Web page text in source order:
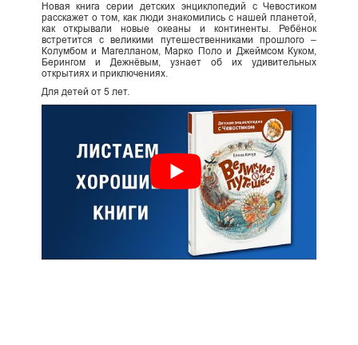
Новая книга серии детских энциклопедий с Чевостиком
расскажет о том, как люди знакомились с нашей планетой,
как открывали новые океаны и континенты. Ребёнок
встретится с великими путешественниками прошлого –
Колумбом и Магелланом, Марко Поло и Джеймсом Куком,
Берингом и Дежнёвым, узнает об их удивительных
открытиях и приключениях.
Для детей от 5 лет.